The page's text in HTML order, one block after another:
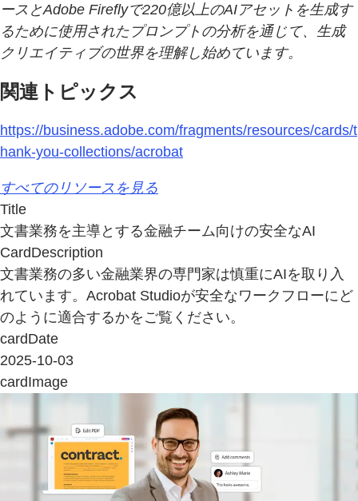
ースとAdobe Fireflyで220億以上のAIアセットを生成す
るために使用されたプロンプトの分析を通じて、生成
クリエイティブの世界を理解し始めています。
関連トピックス
https://business.adobe.com/fragments/resources/cards/t
hank-you-collections/acrobat
すべてのリソースを見る
Title
文書業務を主導とする金融チーム向けの安全なAI
CardDescription
文書業務の多い金融業界の専門家は慎重にAIを取り入
れています。Acrobat Studioが安全なワークフローにど
のように適合するかをご覧ください。
cardDate
2025-10-03
cardImage